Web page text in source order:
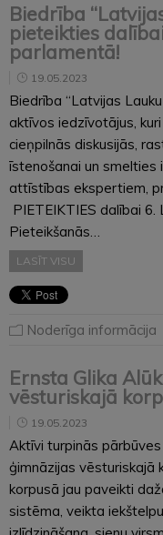
Biedrība
pieteikties
parlamentā!
19.05.2023
Biedrība “Latvijas
aktīvos iedzīvotājus,
cieņpilnās diskusijās,
īstenošanai un smelties
attīstības ekspertiem,
PIETEIKTIES dalībai
Pieteikšanās…
LASĪT VISU
Noderīga informācija
Ernsta Glika
vēsturiskajā
19.05.2023
Aktīvi turpinās
ģimnāzijas vēsturiskajā
korpusā jau paveikti
sistēma, veikta